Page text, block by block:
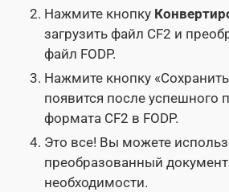
Нажмите кнопку
загрузить файл CF2 и
файл FODP.
Нажмите кнопку
появится после успешного
формата CF2 в FODP.
Это все! Вы можете
преобразованный
необходимости.